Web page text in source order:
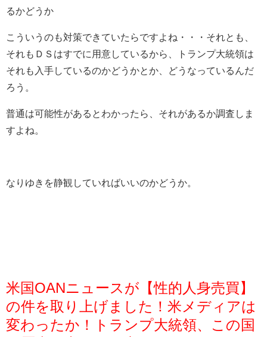
るかどうか
こういうのも対策できていたらですよね・・・それとも、
それもＤＳはすでに用意しているから、トランプ大統領は
それも入手しているのかどうかとか、どうなっているんだ
ろう。
普通は可能性があるとわかったら、それがあるか調査しま
すよね。
なりゆきを静観していればいいのかどうか。
米国OANニュースが【性的人身売買】
の件を取り上げました！米メディアは
変わったか！トランプ大統領、この国